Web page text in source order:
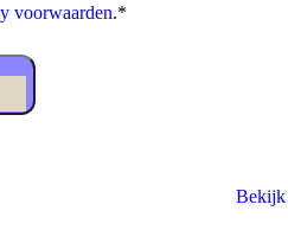
voorwaarden.*
Bekijk